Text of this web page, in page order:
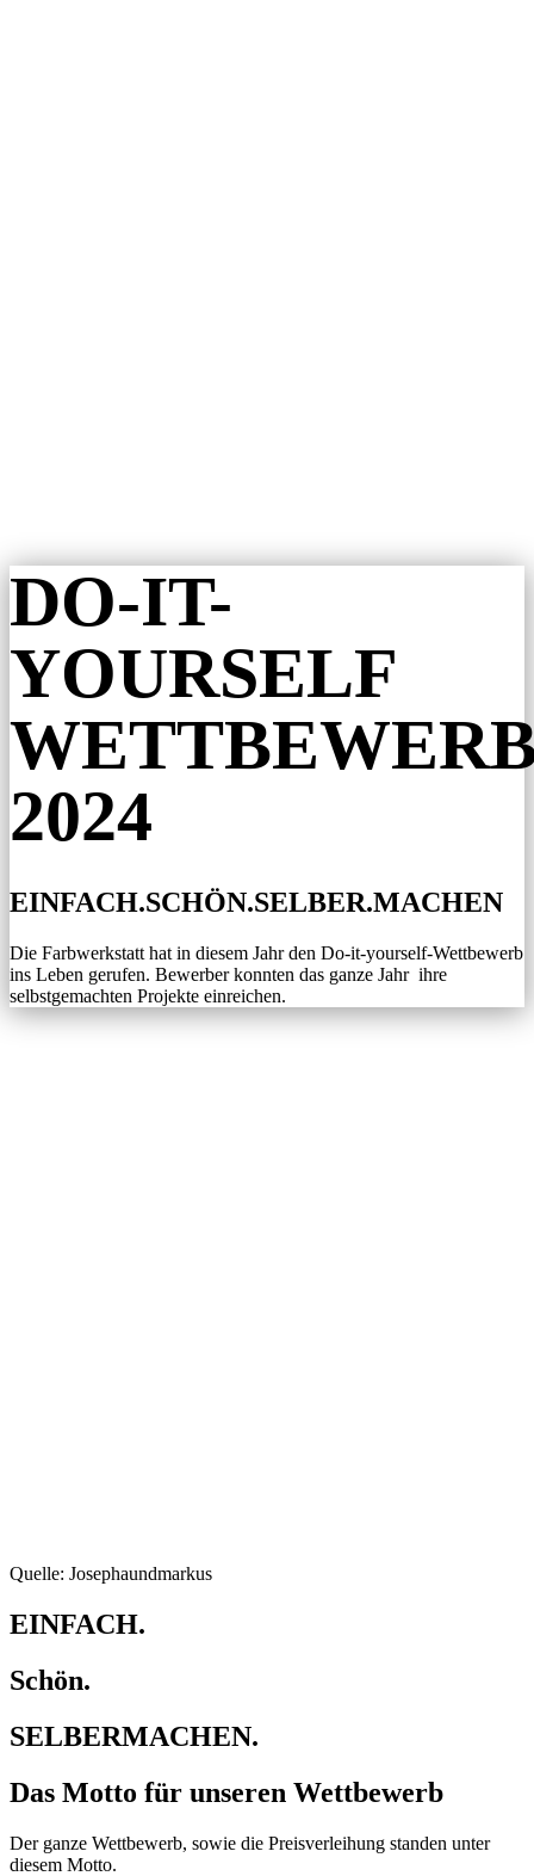
DO-IT-
YOURSELF
2024
EINFACH.SCHÖN.SELBER.MACHEN
Die Farbwerkstatt hat in diesem Jahr den Do-it-yourself-Wettbewerb
ins Leben gerufen. Bewerber konnten das ganze Jahr ihre
selbstgemachten Projekte einreichen.
Quelle: Josephaundmarkus
EINFACH.
Schön.
SELBERMACHEN.
Das Motto für unseren Wettbewerb
Der ganze Wettbewerb, sowie die Preisverleihung standen unter
diesem Motto.